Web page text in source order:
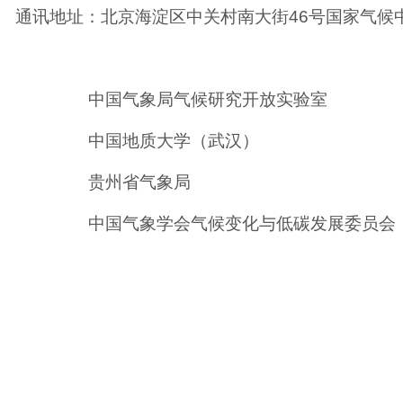
通讯地址：北京海淀区中关村南大街46号国家气候
中国气象局气候研究开放实验室
中国地质大学（武汉）
贵州省气象局
中国气象学会气候变化与低碳发展委员会